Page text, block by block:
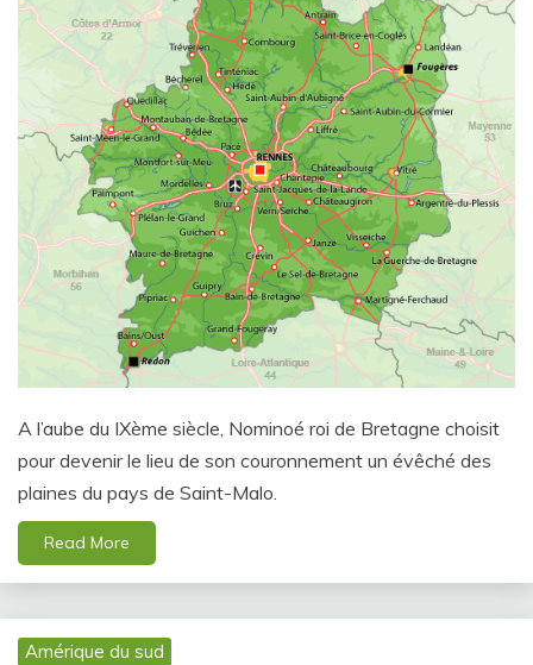
A l’aube du IXème siècle, Nominoé roi de Bretagne choisit
pour devenir le lieu de son couronnement un évêché des
plaines du pays de Saint-Malo.
Read More
Amérique du sud